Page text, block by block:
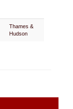
Thames &
Hudson